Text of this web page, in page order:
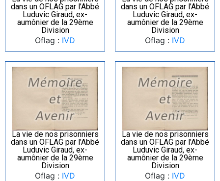
dans un OFLAG par l’Abbé
Luduvic Giraud, ex-
aumônier de la 29ème
Division
Oflag : IVD
dans un OFLAG par l’Abbé
Luduvic Giraud, ex-
aumônier de la 29ème
Division
Oflag : IVD
La vie de nos prisonniers
dans un OFLAG par l’Abbé
Luduvic Giraud, ex-
aumônier de la 29ème
Division
Oflag : IVD
La vie de nos prisonniers
dans un OFLAG par l’Abbé
Luduvic Giraud, ex-
aumônier de la 29ème
Division
Oflag : IVD